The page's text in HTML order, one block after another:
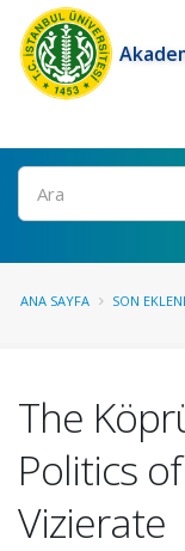
Ara
ANA SAYFA SON
The
Politics
Vizierate